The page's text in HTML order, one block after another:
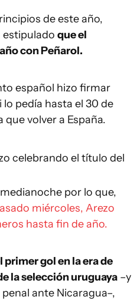
de este año,
estipulado que el
con Peñarol.
español hizo firmar
lo pedía hasta el 30 de
volver a España.
celebrando el título del
por lo que,
miércoles, Arezo
hasta fin de año.
gol en la era de
la selección uruguaya –y
ante Nicaragua–,